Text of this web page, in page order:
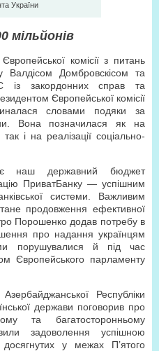
України
мільйонів
комісії з питань
Валдісом Домбровскісом та
із закордонних справ та
Європейської комісії
словами подяки за
Вона позначилася як на
так і на реалізації соціально-
наш державний бюджет
ПриватБанку — успішним
системи. Важливим
продовження ефективної
Порошенко додав потребу в
про надання українцям
порушувалися й під час
Європейського парламенту
Республіки
держави поговорив про
та багатосторонньому
задоволення успішною
досягнутих у межах П’ятого